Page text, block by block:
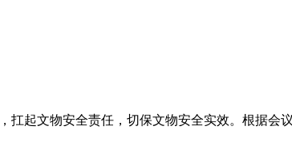
扛起文物安全责任，切保文物安全实效。根据会